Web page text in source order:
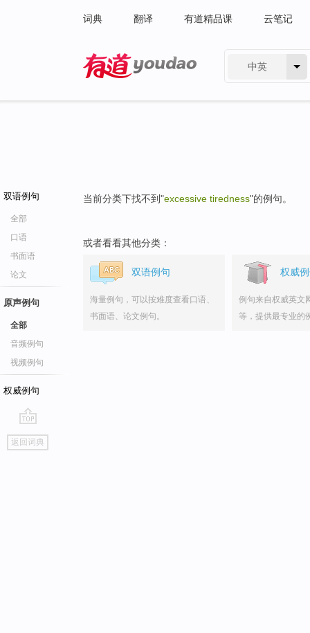
词典 翻译 有道精品课 云笔记
中英
双语例句
全部
口语
书面语
论文
原声例句
全部
音频例句
视频例句
权威例句
go
top
返回词典
当前分类下找不到"excessive tiredness"的例句。
或者看看其他分类：
双语例句
海量例句，可以按难度查看口语、
书面语、论文例句。
权威
例句来自权威英文
等，提供最专业的